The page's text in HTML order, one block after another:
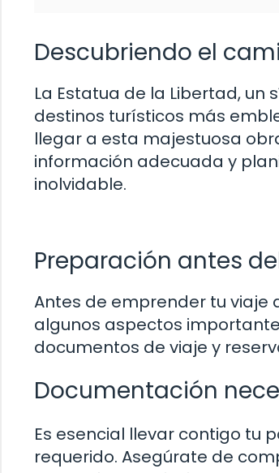
Descubriendo el
La Estatua de la Libertad,
destinos turísticos más
llegar a esta majestuosa
información adecuada y
inolvidable.
Preparación antes
Antes de emprender tu viaje
algunos aspectos
documentos de viaje y
Documentación
Es esencial llevar contigo tu
requerido. Asegúrate de